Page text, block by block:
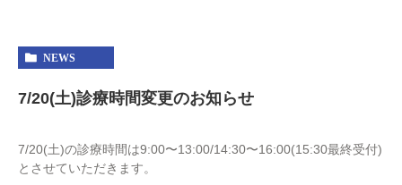
NEWS
7/20(土)診療時間変更のお知らせ
7/20(土)の診療時間は9:00〜13:00/14:30〜16:00(15:30最終受付)
とさせていただきます。